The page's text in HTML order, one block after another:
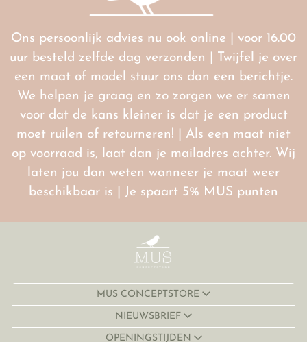
Ons persoonlijk advies nu ook online | voor 16.00
uur besteld zelfde dag verzonden | Twijfel je over
een maat of model stuur ons dan een berichtje.
We helpen je graag en zo zorgen we er samen
voor dat de kans kleiner is dat je een product
moet ruilen of retourneren! | Als een maat niet
op voorraad is, laat dan je mailadres achter. Wij
laten jou dan weten wanneer je maat weer
beschikbaar is | Je spaart 5% MUS punten
MUS CONCEPTSTORE
NIEUWSBRIEF
OPENINGSTIJDEN